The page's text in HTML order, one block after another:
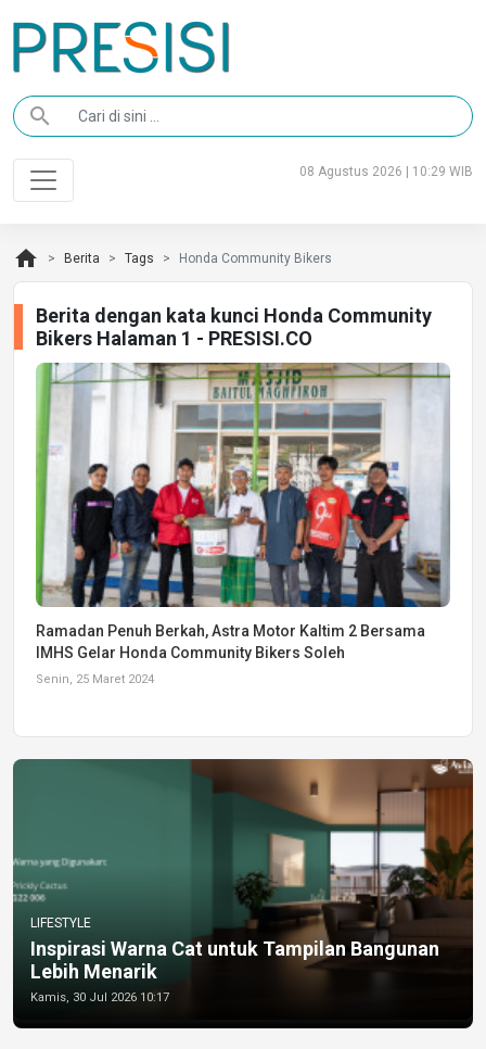
search
08 Agustus 2026 | 10:29 WIB
home Berita Tags Honda Community Bikers
Berita dengan kata kunci Honda Community
Bikers Halaman 1 - PRESISI.CO
Ramadan Penuh Berkah, Astra Motor Kaltim 2 Bersama
IMHS Gelar Honda Community Bikers Soleh
Senin, 25 Maret 2024
LIFESTYLE
Inspirasi Warna Cat untuk Tampilan Bangunan
Lebih Menarik
Kamis, 30 Jul 2026 10:17